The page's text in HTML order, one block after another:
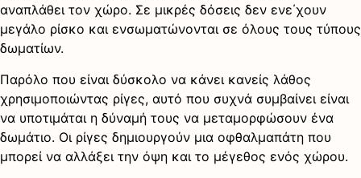
αναπλάθει τον χώρο. Σε μικρές δόσεις δεν ενε΄χουν
μεγάλο ρίσκο και ενσωματώνονται σε όλους τους τύπους
δωματίων.
Παρόλο που είναι δύσκολο να κάνει κανείς λάθος
χρησιμοποιώντας ρίγες, αυτό που συχνά συμβαίνει είναι
να υποτιμάται η δύναμή τους να μεταμορφώσουν ένα
δωμάτιο. Οι ρίγες δημιουργούν μια οφθαλμαπάτη που
μπορεί να αλλάξει την όψη και το μέγεθος ενός χώρου.